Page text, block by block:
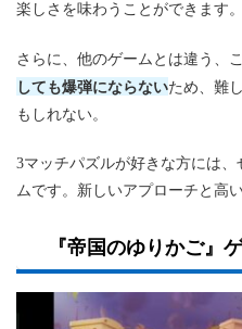
楽しさを味わうことができます。
さらに、他のゲームとは違う、
しても爆弾にならないため、難
もしれない。
3マッチパズルが好きな方には
ムです。新しいアプローチと高
『帝国のゆりかご』